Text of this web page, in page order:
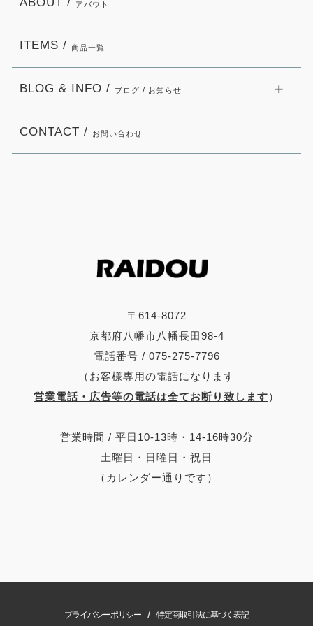
〒614-8072
京都府八幡市八幡長田98-4
電話番号 / 075-275-7796
（ お客様専用の電話になります
営業電話・広告等の電話は全てお断り致します）
営業時間 / 平日10-13時・14-16時30分
土曜日・日曜日・祝日
（カレンダー通りです）
アバウト
ITEMS / 商品一覧
BLOG & INFO / ブログ / お知らせ
CONTACT / お問い合わせ
プライバシーポリシー / 特定商取引法に基づく表記